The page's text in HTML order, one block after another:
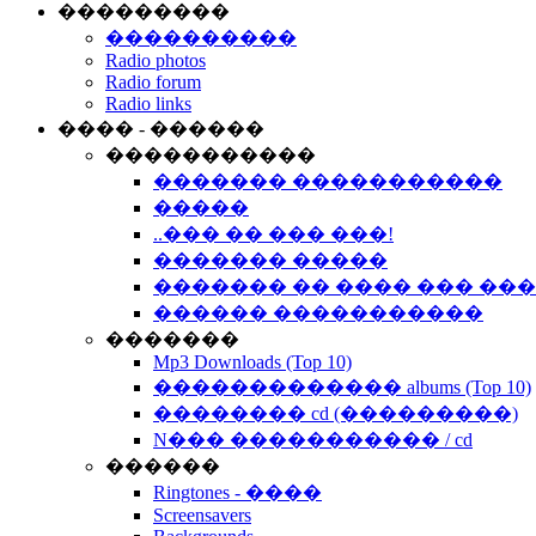
���������
����������
Radio photos
Radio forum
Radio links
���� - ������
�����������
������� �����������
�����
..��� �� ��� ���!
������� �����
������� �� ���� ���
������ �����������
�������
Mp3 Downloads (Top 10)
������������� albums (Top 10)
�������� cd (���������)
N��� ����������� / cd
������
Ringtones - ����
Screensavers